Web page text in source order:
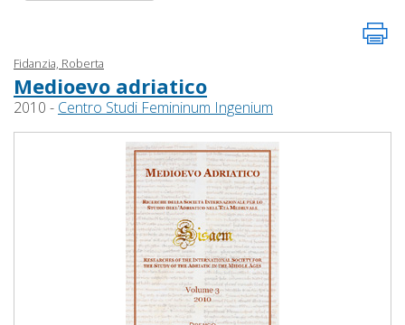
Fidanzia, Roberta
Medioevo adriatico
2010 - Centro Studi Femininum Ingenium